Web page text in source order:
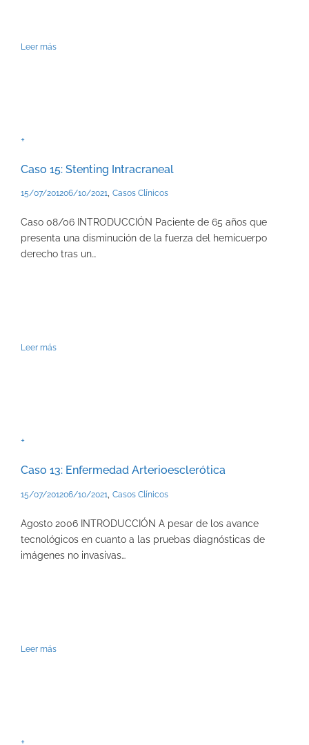
Leer más
+
Caso 15: Stenting Intracraneal
15/07/201206/10/2021, Casos Clínicos
Caso 08/06 INTRODUCCIÓN Paciente de 65 años que
presenta una disminución de la fuerza del hemicuerpo
derecho tras un…
Leer más
+
Caso 13: Enfermedad Arterioesclerótica
15/07/201206/10/2021 Casos Clínicos
Agosto 2006 INTRODUCCIÓN A pesar de los avance
tecnológicos en cuanto a las pruebas diagnósticas de
imágenes no invasivas…
Leer más
+